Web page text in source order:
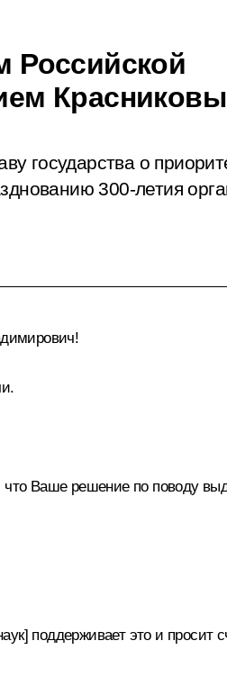
Российской
государства о
300-летия
что Ваше решение по поводу
поддерживает это и